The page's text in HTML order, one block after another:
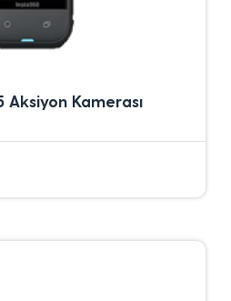
Aksiyon Kamerası